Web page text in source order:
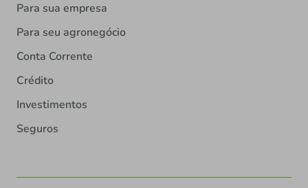
Para sua empresa
Para seu agronegócio
Conta Corrente
Crédito
Investimentos
Seguros